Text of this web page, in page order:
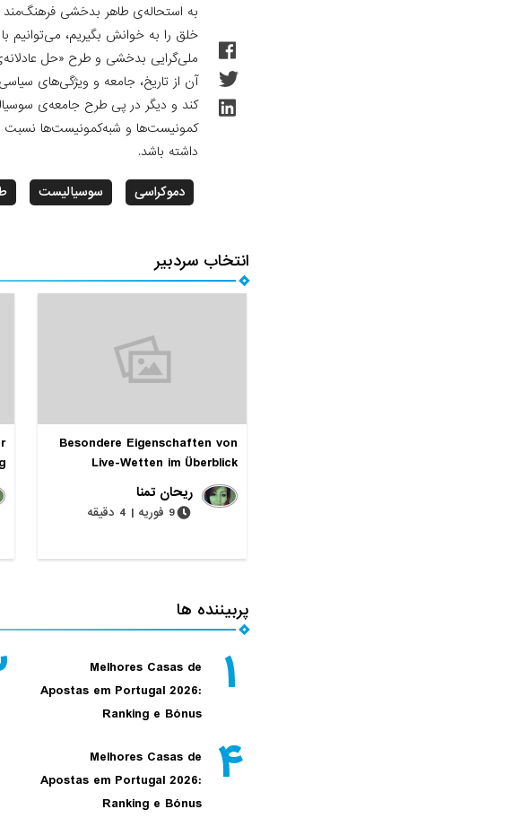
به استحاله‌ی طاهر بدخشی فرهنگ‌مند
خلق را به‌ خوانش بگیریم،
ملی‌گرایی بدخشی و طرح «حل
آن از تاریخ، جامعه و ویژگی‌‌های
کند و دیگر در پی طرح جامعه‌ی
کمونیست‌ها و شبه‌کمونیست‌ها نسبت
داشته باشد.
دموکراسی سوسیالیست
انتخاب سردبیر
Besondere Eigenschaften von
Live-Wetten im Überblick
ریحان تمنا
9 فوریه | 4 دقیقه
پربیننده ها
۱
Melhores Casas de
Apostas em Portugal 2026:
Ranking e Bónus
۴
Melhores Casas de
Apostas em Portugal 2026:
Ranking e Bónus